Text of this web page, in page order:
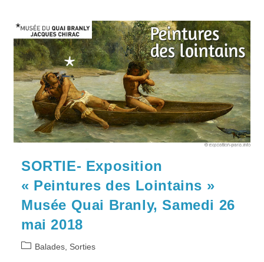
SORTIE- Exposition
« Peintures des Lointains »
Musée Quai Branly, Samedi 26
mai 2018
PostBalades, Sorties